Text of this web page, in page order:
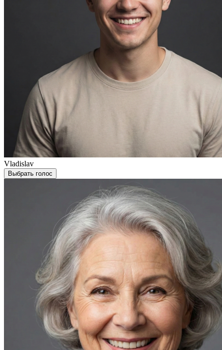
Vladislav
Выбрать голос